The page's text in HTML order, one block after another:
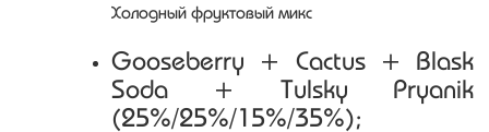
Холодный фруктовый микс
Gooseberry + Cactus + Blask
Soda + Tulsky Pryanik
(25%/25%/15%/35%);